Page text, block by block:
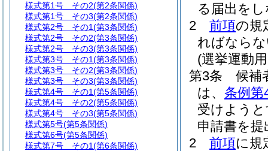
る届出を
2
前項の規
ればなら
(選挙運動
第3条
候補
は、 条例第
受けよう
申請書を
2
前項に規
様式第1号 その2(第2条関係)
様式第1号 その3(第2条関係)
様式第2号 その1(第3条関係)
様式第2号 その2(第3条関係)
様式第2号 その3(第3条関係)
様式第3号 その1(第3条関係)
様式第3号 その2(第3条関係)
様式第3号 その3(第3条関係)
様式第4号 その1(第5条関係)
様式第4号 その2(第5条関係)
様式第4号 その3(第5条関係)
様式第5号(第5条関係)
様式第6号(第5条関係)
様式第7号 その1(第6条関係)